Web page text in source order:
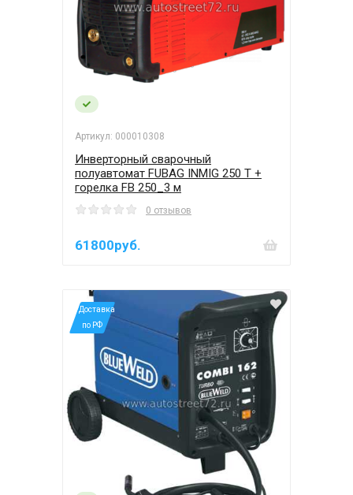
Артикул: 000010308
Инверторный сварочный
полуавтомат FUBAG INMIG 250 T +
горелка FB 250_3 м
0 отзывов
61800руб.
*Доставка
по РФ